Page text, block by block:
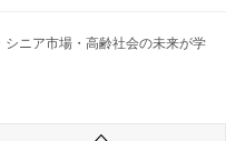
ニア市場・高齢社会の未来が学